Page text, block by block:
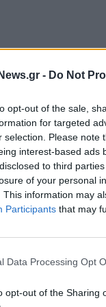
- Do Not
opt-out of the sale,
for targeted
selection. Please note
interest-based ads
to third
of your personal
This information may
Participants that may
Data Processing Opt
opt-out of the Sharing
του 2024 οι
το οποίο είναι
παρά την μεγάλη
κόκκινων
μέσου όρου
της
του 2024 στο
στη Λετονία
καταθέσεων
και στην